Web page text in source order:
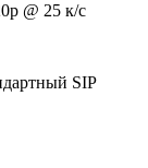
@ 25 к/с
SIP